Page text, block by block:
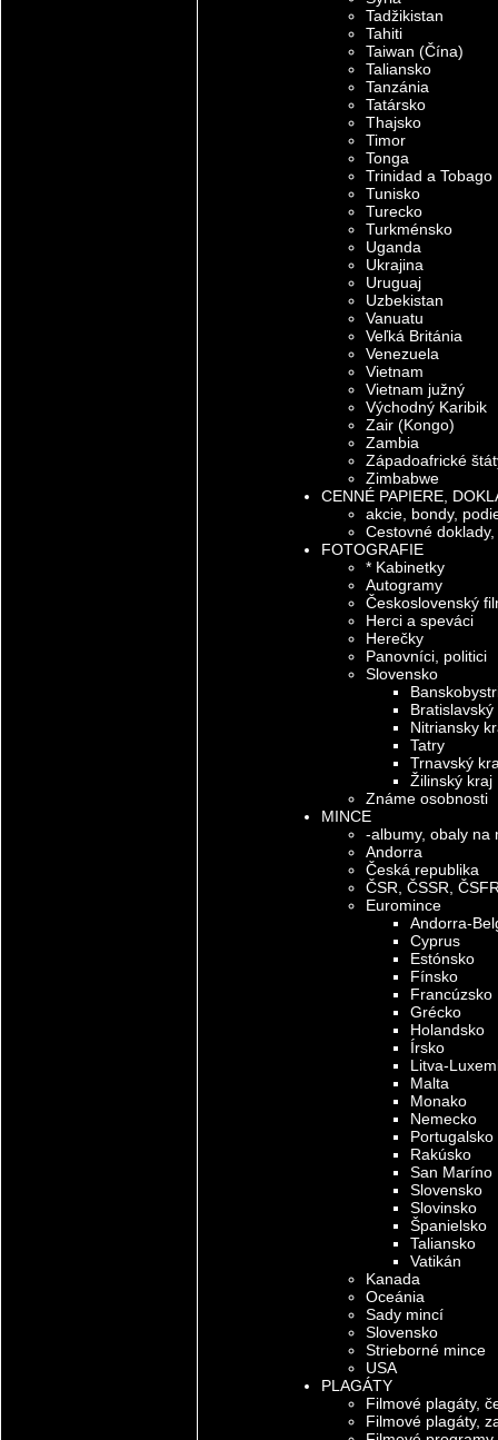
Tadžikistan
Tahiti
Taiwan (Čína)
Taliansko
Tanzánia
Tatársko
Thajsko
Timor
Tonga
Trinidad a Tobago
Tunisko
Turecko
Turkménsko
Uganda
Ukrajina
Uruguaj
Uzbekistan
Vanuatu
Veľká Británia
Venezuela
Vietnam
Vietnam južný
Východný Karibik
Zair (Kongo)
Zambia
Západoafrické
Zimbabwe
CENNÉ PAPIERE,
akcie, bondy,
Cestovné
FOTOGRAFIE
* Kabinetky
Autogramy
Československý
Herci a speváci
Herečky
Panovníci, politici
Slovensko
Bratislavský
Nitriansky
Tatry
Trnavský
Žilinský kraj
Známe osobnosti
MINCE
-albumy, obaly na
Andorra
Česká republika
ČSR, ČSSR,
Euromince
Andorra-
Cyprus
Estónsko
Fínsko
Francúzsko
Grécko
Holandsko
Írsko
Litva-
Malta
Monako
Nemecko
Portugalsko
Rakúsko
San Maríno
Slovensko
Slovinsko
Španielsko
Taliansko
Vatikán
Kanada
Oceánia
Sady mincí
Slovensko
Strieborné mince
USA
PLAGÁTY
Filmové plagáty,
Filmové plagáty,